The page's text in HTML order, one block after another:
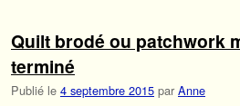
Quilt brodé ou patchwork
terminé
Publié le 4 septembre 2015 par Anne